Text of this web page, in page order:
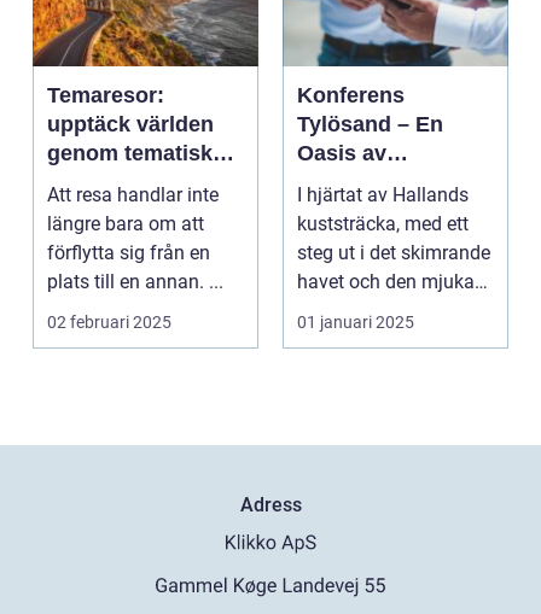
Temaresor:
upptäck världen
genom tematiska
upplevelser
Att resa handlar inte
längre bara om att
förflytta sig från en
plats till en annan. ...
02 februari 2025
Konferens
Tylösand – En
Oasis av
Möjligheter
I hjärtat av Hallands
kuststräcka, med ett
steg ut i det skimrande
havet och den mjuka
san...
01 januari 2025
Adress